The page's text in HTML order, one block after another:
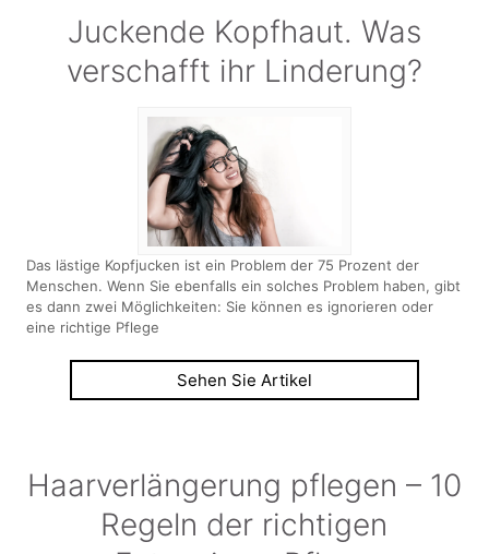
Juckende Kopfhaut. Was
verschafft ihr Linderung?
Das lästige Kopfjucken ist ein Problem der 75 Prozent der
Menschen. Wenn Sie ebenfalls ein solches Problem haben, gibt
es dann zwei Möglichkeiten: Sie können es ignorieren oder
eine richtige Pflege
Sehen Sie Artikel
Haarverlängerung pflegen – 10
Regeln der richtigen